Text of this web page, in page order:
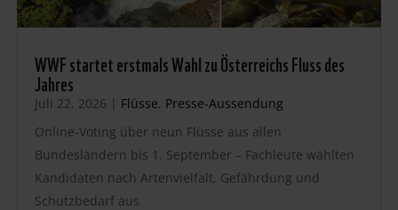
WWF startet erstmals Wahl zu Österreichs Fluss des
Jahres
Juli 22, 2026 | Flüsse, Presse-Aussendung
Online-Voting über neun Flüsse aus allen
Bundesländern bis 1. September – Fachleute wählten
Kandidaten nach Artenvielfalt, Gefährdung und
Schutzbedarf aus